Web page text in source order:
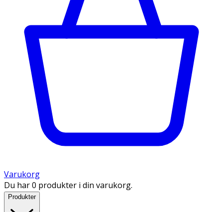
Varukorg
Du har 0 produkter i din varukorg.
Produkter